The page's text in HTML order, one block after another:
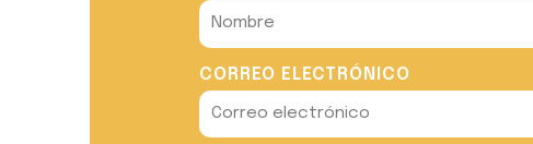
CORREO ELECTRÓNICO